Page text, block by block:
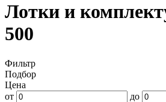
Лотки и
500
Фильтр
Подбор
Цена
от
до